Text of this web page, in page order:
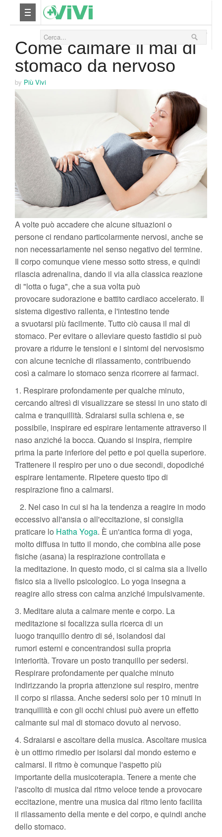
Yoga
Salute
Bellezza
Fitness
Relax
Viaggi & Vacanze
14 Ottobre 2015
Come calmare il mal di
stomaco da nervoso
by Più Vivi
A volte può accadere che alcune situazioni o
persone ci rendano particolarmente nervosi, anche se
non necessariamente nel senso negativo del termine.
Il corpo comunque viene messo sotto stress, e quindi
rilascia adrenalina, dando il via alla classica reazione
di "lotta o fuga", che a sua volta può
provocare sudorazione e battito cardiaco accelerato. Il
sistema digestivo rallenta, e l'intestino tende
a svuotarsi più facilmente. Tutto ciò causa il mal di
stomaco. Per evitare o alleviare questo fastidio si può
provare a ridurre le tensioni e i sintomi del nervosismo
con alcune tecniche di rilassamento, contribuendo
così a calmare lo stomaco senza ricorrere ai farmaci.
1. Respirare profondamente per qualche minuto,
cercando altresì di visualizzare se stessi in uno stato di
calma e tranquillità. Sdraiarsi sulla schiena e, se
possibile, inspirare ed espirare lentamente attraverso il
naso anziché la bocca. Quando si inspira, riempire
prima la parte inferiore del petto e poi quella superiore.
Trattenere il respiro per uno o due secondi, dopodiché
espirare lentamente. Ripetere questo tipo di
respirazione fino a calmarsi.
2. Nel caso in cui si ha la tendenza a reagire in modo
eccessivo all'ansia o all'eccitazione, si consiglia
praticare lo Hatha Yoga. È un'antica forma di yoga,
molto diffusa in tutto il mondo, che combina alle pose
fisiche (asana) la respirazione controllata e
la meditazione. In questo modo, ci si calma sia a livello
fisico sia a livello psicologico. Lo yoga insegna a
reagire allo stress con calma anziché impulsivamente.
3. Meditare aiuta a calmare mente e corpo. La
meditazione si focalizza sulla ricerca di un
luogo tranquillo dentro di sé, isolandosi dai
rumori esterni e concentrandosi sulla propria
interiorità. Trovare un posto tranquillo per sedersi.
Respirare profondamente per qualche minuto
indirizzando la propria attenzione sul respiro, mentre
il corpo si rilassa. Anche sedersi solo per 10 minuti in
tranquillità e con gli occhi chiusi può avere un effetto
calmante sul mal di stomaco dovuto al nervoso.
4. Sdraiarsi e ascoltare della musica. Ascoltare musica
è un ottimo rimedio per isolarsi dal mondo esterno e
calmarsi. Il ritmo è comunque l'aspetto più
importante della musicoterapia. Tenere a mente che
l'ascolto di musica dal ritmo veloce tende a provocare
eccitazione, mentre una musica dal ritmo lento facilita
il rilassamento della mente e del corpo, e quindi anche
dello stomaco.